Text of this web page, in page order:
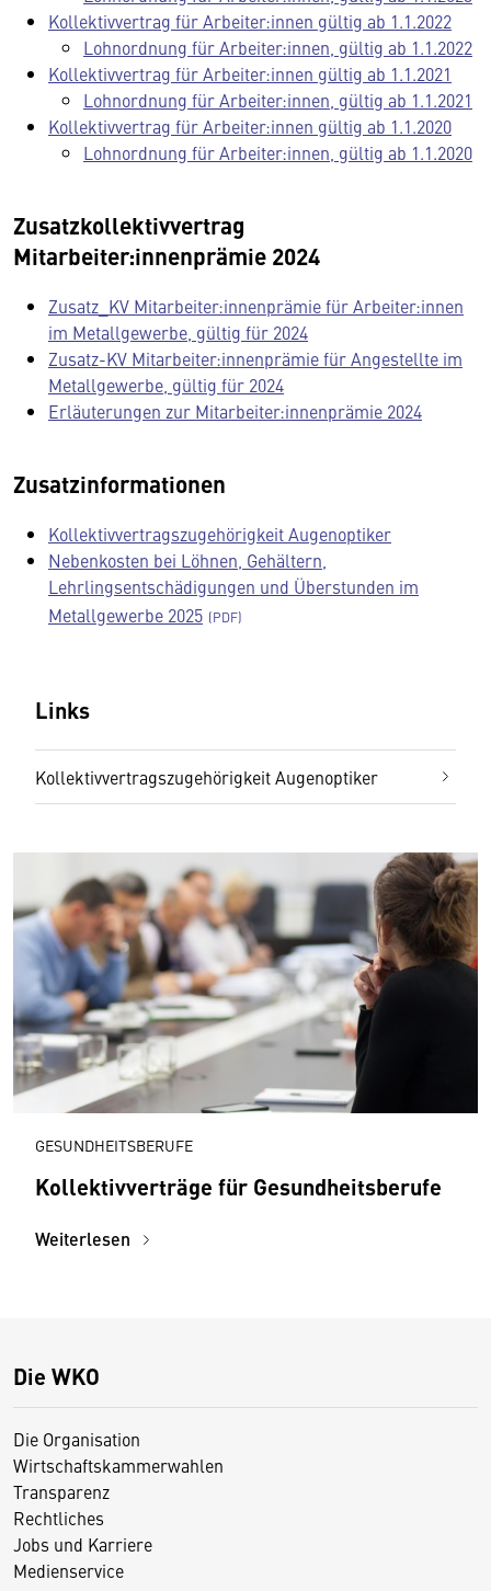
Kollektivvertrag für Arbeiter:innen gültig ab 1.1.2022
Lohnordnung für Arbeiter:innen, gültig ab 1.1.2022
Kollektivvertrag für Arbeiter:innen gültig ab 1.1.2021
Lohnordnung für Arbeiter:innen, gültig ab 1.1.2021
Kollektivvertrag für Arbeiter:innen gültig ab 1.1.2020
Lohnordnung für Arbeiter:innen, gültig ab 1.1.2020
Zusatzkollektivvertrag
Mitarbeiter:innenprämie 2024
Zusatz_KV Mitarbeiter:innenprämie für Arbeiter:innen
im Metallgewerbe, gültig für 2024
Zusatz-KV Mitarbeiter:innenprämie für Angestellte im
Metallgewerbe, gültig für 2024
Erläuterungen zur Mitarbeiter:innenprämie 2024
Zusatzinformationen
Kollektivvertragszugehörigkeit Augenoptiker
Nebenkosten bei Löhnen, Gehältern,
Lehrlingsentschädigungen und Überstunden im
Metallgewerbe 2025
Links
Kollektivvertragszugehörigkeit Augenoptiker
GESUNDHEITSBERUFE
Kollektivverträge für Gesundheitsberufe
Weiterlesen
Die WKO
Die Organisation
Wirtschaftskammerwahlen
Transparenz
Rechtliches
Jobs und Karriere
Medienservice